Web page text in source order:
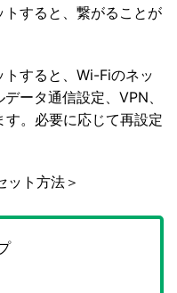
すると、繋がることが
すると、Wi-Fiのネッ
ータ通信設定、VPN、
。必要に応じて再設定
ット方法＞